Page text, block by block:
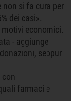
non si fa cura per
dei casi».
motivi economici.
- aggiunge
seppur
con
farmaci e